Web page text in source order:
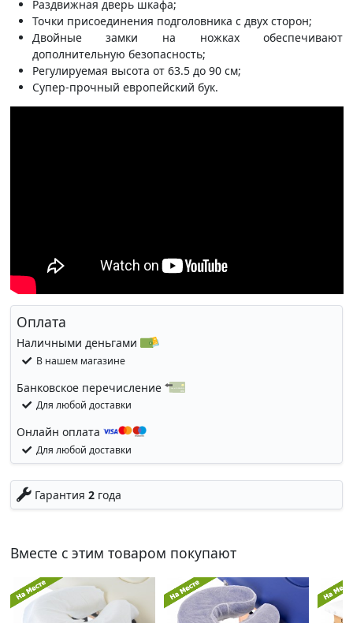
Раздвижная дверь шкафа;
Точки присоединения подголовника с двух сторон;
Двойные замки на ножках обеспечивают
дополнительную безопасность;
Регулируемая высота от 63.5 до 90 см;
Супер-прочный европейский бук.
Оплата
Наличными деньгами
В нашем магазине
Банковское перечисление
Для любой доставки
Онлайн оплата
Для любой доставки
Гарантия 2года
Вместе с этим товаром покупают